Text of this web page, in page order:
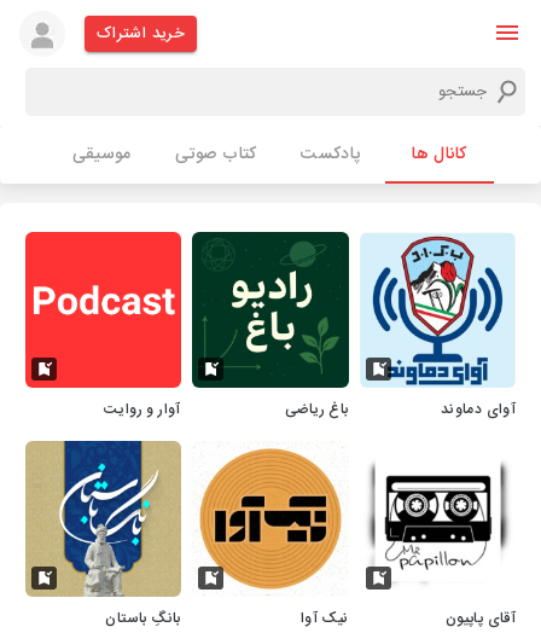
خرید اشتراک
کانال ها پادکست کتاب صوتی موسیقی
آوای دماوند باغ ریاضی آوار و روایت
آقای پاپیون نیک‌ آوا بانگِ باستان